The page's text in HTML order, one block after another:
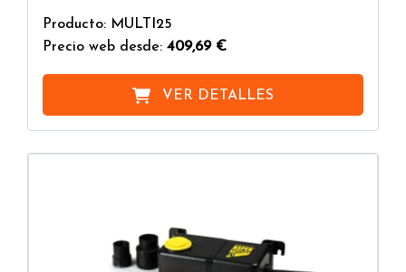
Producto: MULTI25
Precio web desde: 409,69 €
VER DETALLES